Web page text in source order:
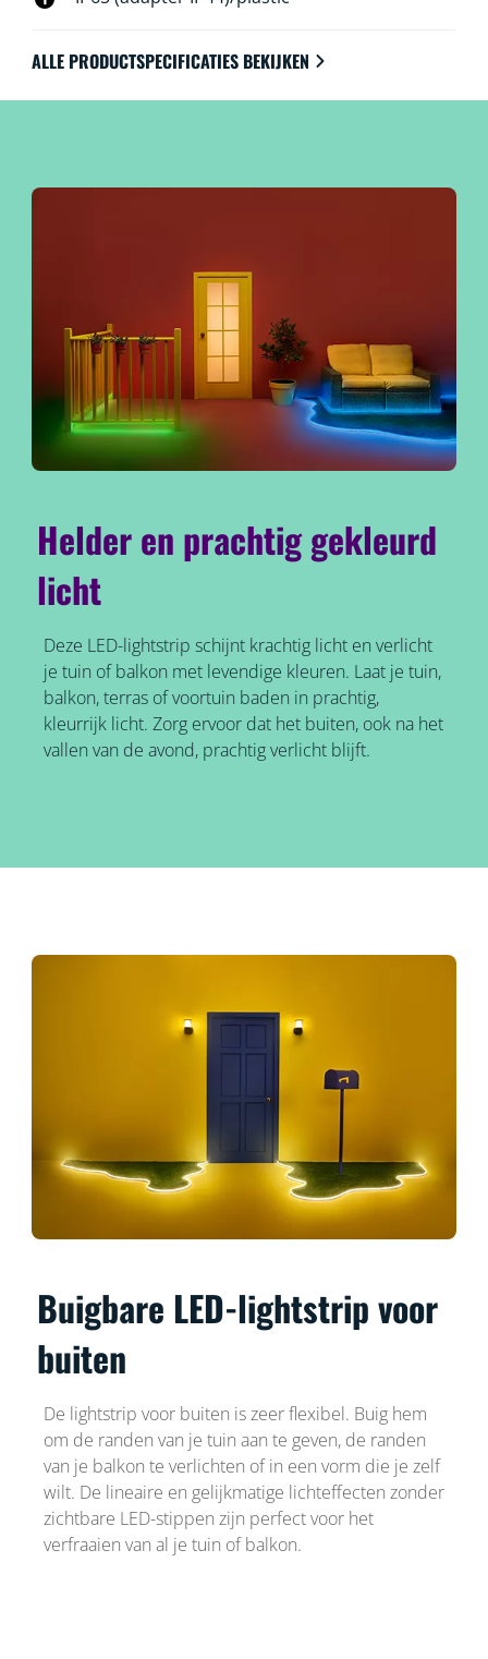
of samen met je andere WiZ lampen voor buiten om je
ALLE PRODUCTSPECIFICATIES BEKIJKEN
Helder en prachtig gekleurd
licht
Deze LED-lightstrip schijnt krachtig licht en verlicht
je tuin of balkon met levendige kleuren. Laat je tuin,
balkon, terras of voortuin baden in prachtig,
kleurrijk licht. Zorg ervoor dat het buiten, ook na het
vallen van de avond, prachtig verlicht blijft.
Buigbare LED-lightstrip voor
buiten
De lightstrip voor buiten is zeer flexibel. Buig hem
om de randen van je tuin aan te geven, de randen
van je balkon te verlichten of in een vorm die je zelf
wilt. De lineaire en gelijkmatige lichteffecten zonder
zichtbare LED-stippen zijn perfect voor het
verfraaien van al je tuin of balkon.